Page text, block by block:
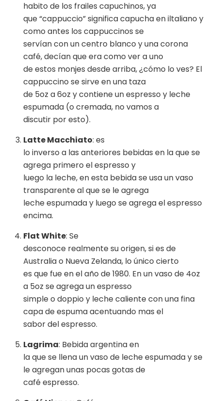
habito de los frailes capuchinos, ya
que “cappuccio” significa capucha en iltaliano y
como antes los cappuccinos se
servían con un centro blanco y una corona
café, decían que era como ver a uno
de estos monjes desde arriba, ¿cómo lo ves? El
cappuccino se sirve en una taza
de 5oz a 6oz y contiene un espresso y leche
espumada (o cremada, no vamos a
discutir por esto).
Latte Macchiato: es
lo inverso a las anteriores bebidas en la que se
agrega primero el espresso y
luego la leche, en esta bebida se usa un vaso
transparente al que se le agrega
leche espumada y luego se agrega el espresso
encima.
Flat White: Se
desconoce realmente su origen, si es de
Australia o Nueva Zelanda, lo único cierto
es que fue en el año de 1980. En un vaso de 4oz
a 5oz se agrega un espresso
simple o doppio y leche caliente con una fina
capa de espuma acentuando mas el
sabor del espresso.
Lagrima: Bebida argentina en
la que se llena un vaso de leche espumada y se
le agregan unas pocas gotas de
café espresso.